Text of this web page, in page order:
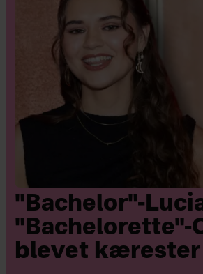
"Bachelor"-
"Bachelorette"-
blevet kærester